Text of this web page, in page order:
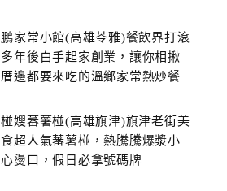
鵬家常小館(高雄苓雅)餐飲界打滾
多年後白手起家創業，讓你相揪
厝邊都要來吃的溫鄉家常熱炒餐
椪嫂蕃薯椪(高雄旗津)旗津老街美
食超人氣蕃薯椪，熱騰騰爆漿小
心燙口，假日必拿號碼牌